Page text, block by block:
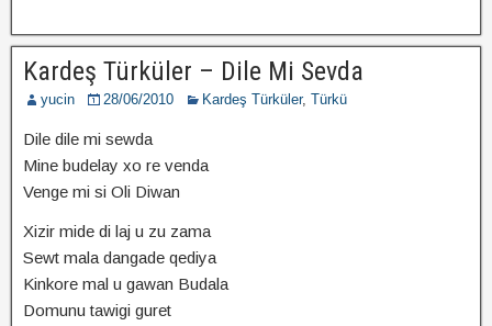
Kardeş Türküler – Dile Mi Sevda
yucin 28/06/2010 Kardeş Türküler, Türkü
Dile dile mi sewda
Mine budelay xo re venda
Venge mi si Oli Diwan
Xizir mide di laj u zu zama
Sewt mala dangade qediya
Kinkore mal u gawan Budala
Domunu tawigi guret